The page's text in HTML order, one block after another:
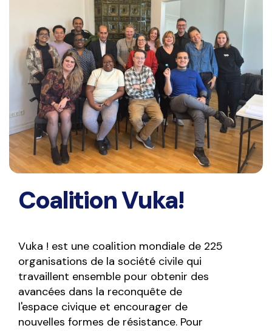
Coalition Vuka!
Vuka ! est une coalition mondiale de 225
organisations de la société civile qui
travaillent ensemble pour obtenir des
avancées dans la reconquête de
l'espace civique et encourager de
nouvelles formes de résistance. Pour